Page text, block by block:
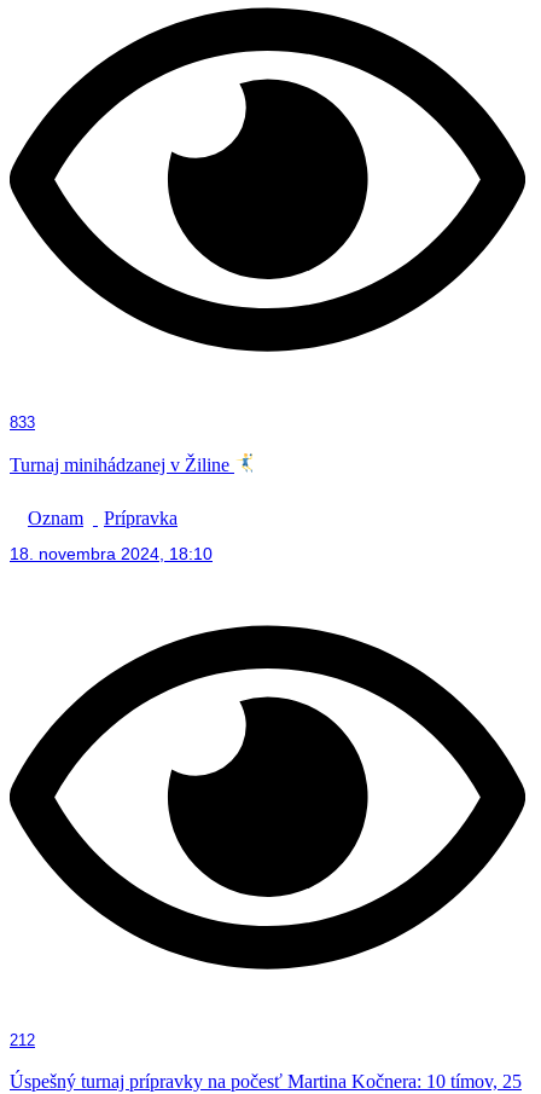
833
Turnaj minihádzanej v Žiline
Oznam Prípravka
18. novembra 2024, 18:10
212
Úspešný turnaj prípravky na počesť Martina Kočnera: 10 tímov, 25